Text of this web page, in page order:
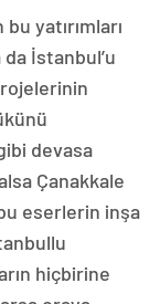
yatırımları
da İstanbul’u
devasa
Çanakkale
eserlerin inşa
hiçbirine